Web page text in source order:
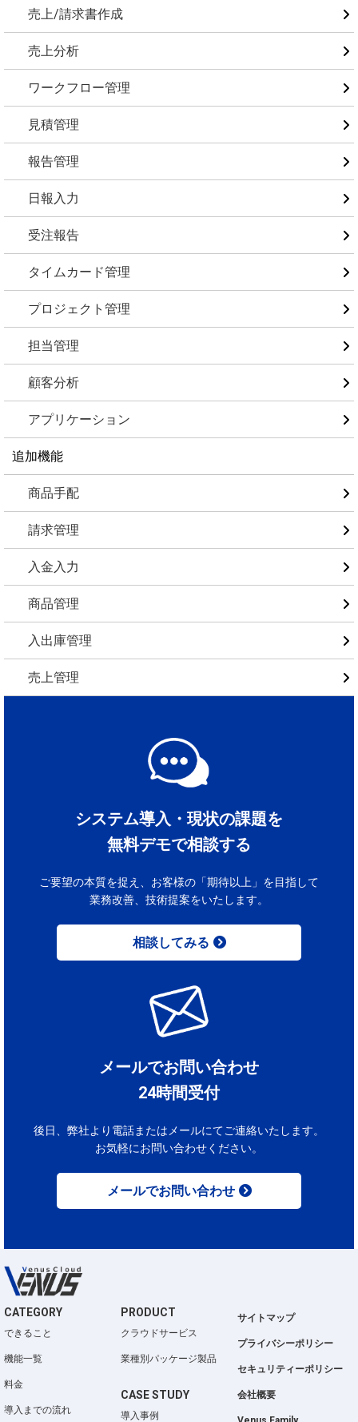
売上/請求書作成
売上分析
ワークフロー管理
見積管理
報告管理
日報入力
受注報告
タイムカード管理
プロジェクト管理
担当管理
顧客分析
アプリケーション
追加機能
商品手配
請求管理
入金入力
商品管理
入出庫管理
売上管理
システム導入・現状の課題を
無料デモで相談する
ご要望の本質を捉え、お客様の「期待以上」を目指して
業務改善、技術提案をいたします。
相談してみる
メールでお問い合わせ
24時間受付
後日、弊社より電話またはメールにてご連絡いたします。
お気軽にお問い合わせください。
メールでお問い合わせ
CATEGORY
できること
機能一覧
料金
導入までの流れ
PRODUCT
クラウドサービス
業種別パッケージ製品
CASE STUDY
導入事例
サイトマップ
プライバシーポリシー
セキュリティーポリシー
会社概要